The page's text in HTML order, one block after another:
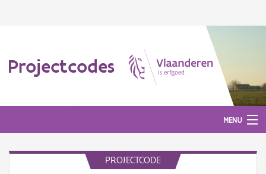
Projectcodes
MENU
PROJECTCODE